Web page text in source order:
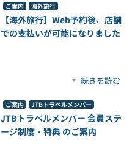
ご案内 海外旅行
【海外旅行】Web予約後、店舗
での支払いが可能になりました
続きを読む
ご案内 JTBトラベルメンバー
JTBトラベルメンバー 会員ステ
ージ制度・特典 のご案内